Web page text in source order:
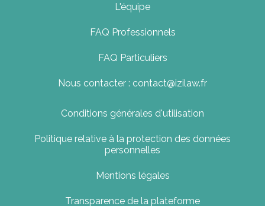
L'équipe
FAQ Professionnels
FAQ Particuliers
Nous contacter : contact@izilaw.fr
Conditions générales d'utilisation
Politique relative à la protection des données
personnelles
Mentions légales
Transparence de la plateforme